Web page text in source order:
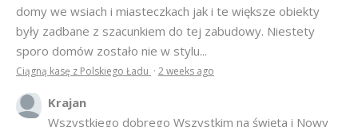
domy we wsiach i miasteczkach jak i te większe obiekty
były zadbane z szacunkiem do tej zabudowy. Niestety
sporo domów zostało nie w stylu...
Ciągną kasę z Polskiego Ładu · 2 weeks ago
Krajan
Wszystkiego dobrego Wszystkim na święta i Nowy